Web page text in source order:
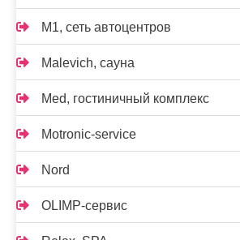
M1, сеть автоцентров
Malevich, сауна
Med, гостиничный комплекс
Motronic-service
Nord
OLIMP-сервис